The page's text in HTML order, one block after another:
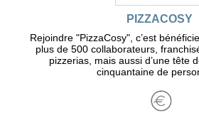
PIZZACOSY
Rejoindre "PizzaCosy", c’est
plus de 500 collaborateurs,
pizzerias, mais aussi d’une tête
cinquantaine de